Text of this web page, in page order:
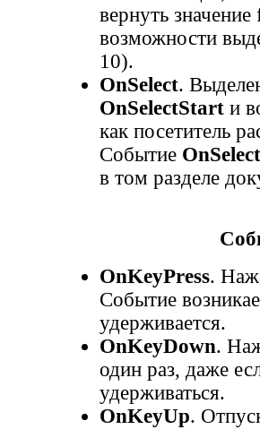
вернуть
возможности
10).
OnSelect.
OnSelectStart и
как посетитель
Событие OnSelect
в том разделе
OnKeyPress.
Событие
удерживается.
OnKeyDown.
один раз, даже
удерживаться.
OnKeyUp.